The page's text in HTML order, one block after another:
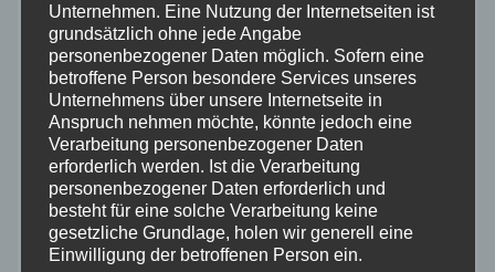
Altenkirchen
Bundespolizei
Feuerwehr
Hilfsorganisationen
Mayen-Koblenz
Unternehmen. Eine Nutzung der Internetseiten ist
grundsätzlich ohne jede Angabe
personenbezogener Daten möglich. Sofern eine
betroffene Person besondere Services unseres
Unternehmens über unsere Internetseite in
Anspruch nehmen möchte, könnte jedoch eine
Verarbeitung personenbezogener Daten
erforderlich werden. Ist die Verarbeitung
personenbezogener Daten erforderlich und
besteht für eine solche Verarbeitung keine
gesetzliche Grundlage, holen wir generell eine
Einwilligung der betroffenen Person ein.